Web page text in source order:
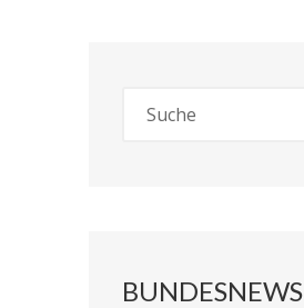
BUNDESNEWS